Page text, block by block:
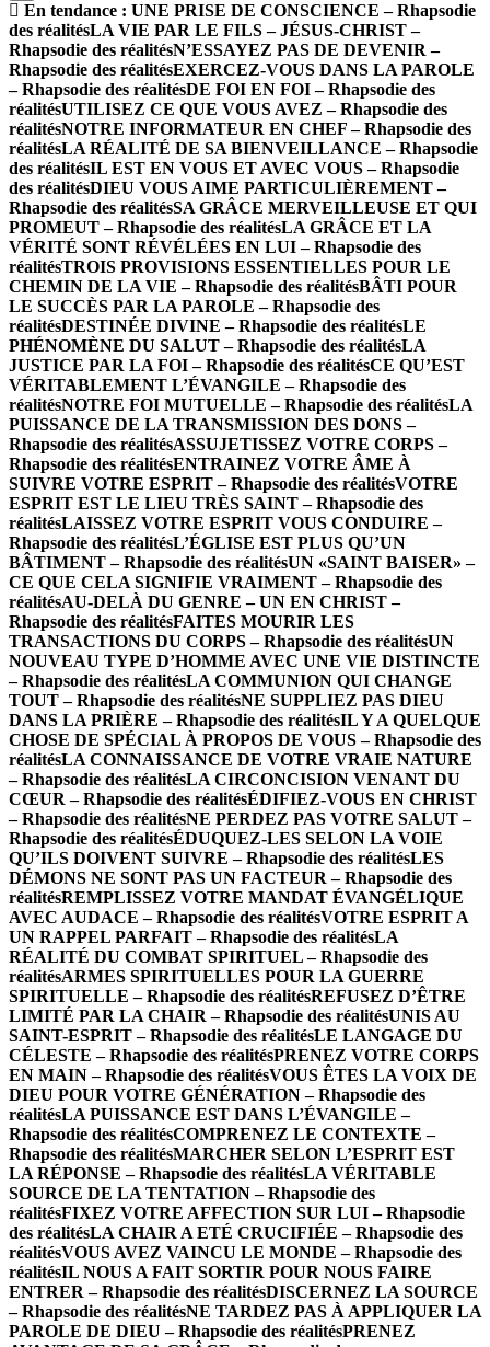
En tendance : UNE PRISE DE CONSCIENCE – Rhapsodie
des réalitésLA VIE PAR LE FILS – JÉSUS-CHRIST –
Rhapsodie des réalitésN’ESSAYEZ PAS DE DEVENIR –
Rhapsodie des réalitésEXERCEZ-VOUS DANS LA PAROLE
– Rhapsodie des réalitésDE FOI EN FOI – Rhapsodie des
réalitésUTILISEZ CE QUE VOUS AVEZ – Rhapsodie des
réalitésNOTRE INFORMATEUR EN CHEF – Rhapsodie des
réalitésLA RÉALITÉ DE SA BIENVEILLANCE – Rhapsodie
des réalitésIL EST EN VOUS ET AVEC VOUS – Rhapsodie
des réalitésDIEU VOUS AIME PARTICULIÈREMENT –
Rhapsodie des réalitésSA GRÂCE MERVEILLEUSE ET QUI
PROMEUT – Rhapsodie des réalitésLA GRÂCE ET LA
VÉRITÉ SONT RÉVÉLÉES EN LUI – Rhapsodie des
réalitésTROIS PROVISIONS ESSENTIELLES POUR LE
CHEMIN DE LA VIE – Rhapsodie des réalitésBÂTI POUR
LE SUCCÈS PAR LA PAROLE – Rhapsodie des
réalitésDESTINÉE DIVINE – Rhapsodie des réalitésLE
PHÉNOMÈNE DU SALUT – Rhapsodie des réalitésLA
JUSTICE PAR LA FOI – Rhapsodie des réalitésCE QU’EST
VÉRITABLEMENT L’ÉVANGILE – Rhapsodie des
réalitésNOTRE FOI MUTUELLE – Rhapsodie des réalitésLA
PUISSANCE DE LA TRANSMISSION DES DONS –
Rhapsodie des réalitésASSUJETISSEZ VOTRE CORPS –
Rhapsodie des réalitésENTRAINEZ VOTRE ÂME À
SUIVRE VOTRE ESPRIT – Rhapsodie des réalitésVOTRE
ESPRIT EST LE LIEU TRÈS SAINT – Rhapsodie des
réalitésLAISSEZ VOTRE ESPRIT VOUS CONDUIRE –
Rhapsodie des réalitésL’ÉGLISE EST PLUS QU’UN
BÂTIMENT – Rhapsodie des réalitésUN «SAINT BAISER» –
CE QUE CELA SIGNIFIE VRAIMENT – Rhapsodie des
réalitésAU-DELÀ DU GENRE – UN EN CHRIST –
Rhapsodie des réalitésFAITES MOURIR LES
TRANSACTIONS DU CORPS – Rhapsodie des réalitésUN
NOUVEAU TYPE D’HOMME AVEC UNE VIE DISTINCTE
– Rhapsodie des réalitésLA COMMUNION QUI CHANGE
TOUT – Rhapsodie des réalitésNE SUPPLIEZ PAS DIEU
DANS LA PRIÈRE – Rhapsodie des réalitésIL Y A QUELQUE
CHOSE DE SPÉCIAL À PROPOS DE VOUS – Rhapsodie des
réalitésLA CONNAISSANCE DE VOTRE VRAIE NATURE
– Rhapsodie des réalitésLA CIRCONCISION VENANT DU
CŒUR – Rhapsodie des réalitésÉDIFIEZ-VOUS EN CHRIST
– Rhapsodie des réalitésNE PERDEZ PAS VOTRE SALUT –
Rhapsodie des réalitésÉDUQUEZ-LES SELON LA VOIE
QU’ILS DOIVENT SUIVRE – Rhapsodie des réalitésLES
DÉMONS NE SONT PAS UN FACTEUR – Rhapsodie des
réalitésREMPLISSEZ VOTRE MANDAT ÉVANGÉLIQUE
AVEC AUDACE – Rhapsodie des réalitésVOTRE ESPRIT A
UN RAPPEL PARFAIT – Rhapsodie des réalitésLA
RÉALITÉ DU COMBAT SPIRITUEL – Rhapsodie des
réalitésARMES SPIRITUELLES POUR LA GUERRE
SPIRITUELLE – Rhapsodie des réalitésREFUSEZ D’ÊTRE
LIMITÉ PAR LA CHAIR – Rhapsodie des réalitésUNIS AU
SAINT-ESPRIT – Rhapsodie des réalitésLE LANGAGE DU
CÉLESTE – Rhapsodie des réalitésPRENEZ VOTRE CORPS
EN MAIN – Rhapsodie des réalitésVOUS ÊTES LA VOIX DE
DIEU POUR VOTRE GÉNÉRATION – Rhapsodie des
réalitésLA PUISSANCE EST DANS L’ÉVANGILE –
Rhapsodie des réalitésCOMPRENEZ LE CONTEXTE –
Rhapsodie des réalitésMARCHER SELON L’ESPRIT EST
LA RÉPONSE – Rhapsodie des réalitésLA VÉRITABLE
SOURCE DE LA TENTATION – Rhapsodie des
réalitésFIXEZ VOTRE AFFECTION SUR LUI – Rhapsodie
des réalitésLA CHAIR A ETÉ CRUCIFIÉE – Rhapsodie des
réalitésVOUS AVEZ VAINCU LE MONDE – Rhapsodie des
réalitésIL NOUS A FAIT SORTIR POUR NOUS FAIRE
ENTRER – Rhapsodie des réalitésDISCERNEZ LA SOURCE
– Rhapsodie des réalitésNE TARDEZ PAS À APPLIQUER LA
PAROLE DE DIEU – Rhapsodie des réalitésPRENEZ